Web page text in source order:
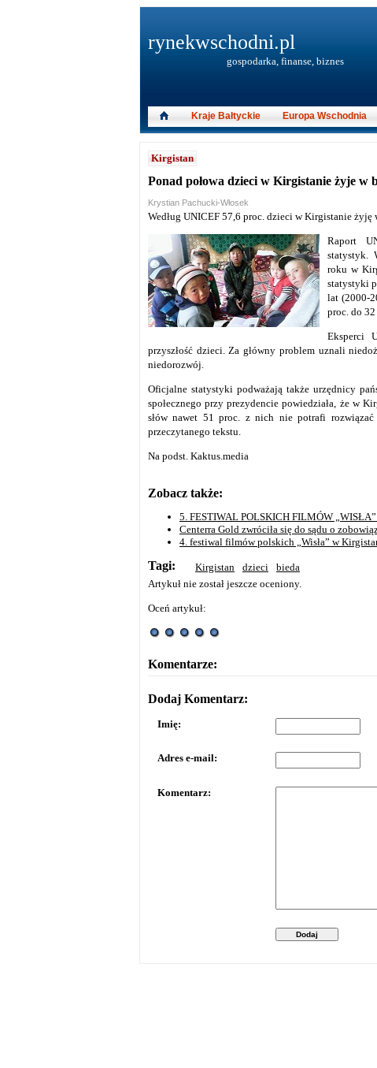
Kirgistan
Ponad połowa dzieci w Kirgistanie żyje w
Krystian Pachucki-Włosek
Według UNICEF 57,6 proc. dzieci w Kirgistanie
Raport
statystyk.
roku w
statystyki
lat (2000-
proc. do
Eksperci
przyszłość dzieci. Za główny problem uznali
niedorozwój.
Oficjalne statystyki podważają także urzędnicy
społecznego przy prezydencie powiedziała, że w
słów nawet 51 proc. z nich nie potrafi
przeczytanego tekstu.
Na podst. Kaktus.media
Zobacz także:
5. FESTIWAL POLSKICH FILMÓW
Centerra Gold zwróciła się do sądu o
4. festiwal filmów polskich „Wisła” w
Tagi: Kirgistan dzieci
bieda
Artykuł nie został jeszcze oceniony.
Oceń artykuł:
Komentarze:
Dodaj Komentarz:
Imię:
Adres e-mail:
Komentarz:
Dodaj
rynekwschodni.pl
gospodarka, finanse, biznes
Kraje Bałtyckie Europa Wschodnia